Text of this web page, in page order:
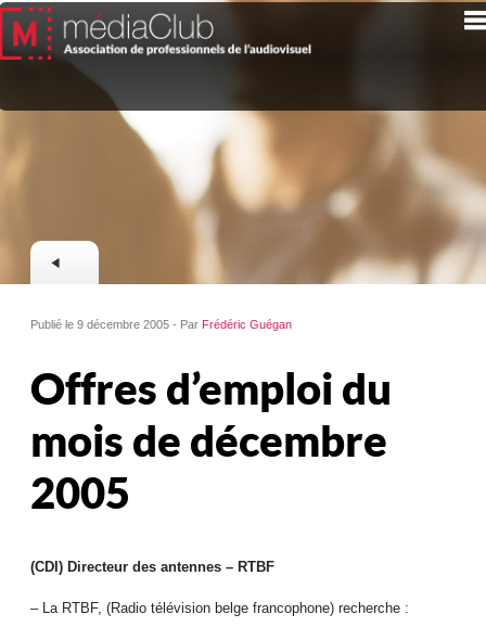
Publié le 9 décembre 2005 - Par Frédéric Guégan
Offres d’emploi du
mois de décembre
2005
(CDI) Directeur des antennes – RTBF
– La RTBF, (Radio télévision belge francophone) recherche :